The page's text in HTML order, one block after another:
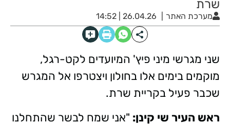
שרת
מערכת האתר 26.04.26 | 14:52
שני מגרשי מיני פיץ' המיועדים לקט-רגל,
מוקמים בימים אלו בחולון ויצטרפו אל המגרש
שכבר פעיל בקריית שרת.
ראש העיר שי קינן: "אני שמח לבשר שהתחלנו